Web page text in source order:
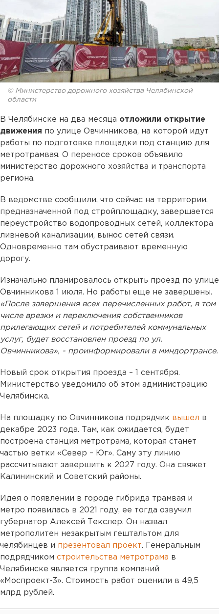
© Министерство дорожного хозяйства Челябинской
области
В Челябинске на два месяца отложили открытие
движения по улице Овчинникова, на которой идут
работы по подготовке площадки под станцию для
метротрамвая. О переносе сроков объявило
министерство дорожного хозяйства и транспорта
региона.
В ведомстве сообщили, что сейчас на территории,
предназначенной под стройплощадку, завершается
переустройство водопроводных сетей, коллектора
ливневой канализации, вынос сетей связи.
Одновременно там обустраивают временную
дорогу.
Изначально планировалось открыть проезд по улице
Овчинникова 1 июля. Но работы еще не завершены.
«После завершения всех перечисленных работ, в том
числе врезки и переключения собственников
прилегающих сетей и потребителей коммунальных
услуг, будет восстановлен проезд по ул.
Овчинникова», - проинформировали в миндортрансе.
Новый срок открытия проезда – 1 сентября.
Министерство уведомило об этом администрацию
Челябинска.
На площадку по Овчинникова подрядчик вышел в
декабре 2023 года. Там, как ожидается, будет
построена станция метротрама, которая станет
частью ветки «Север – Юг». Саму эту линию
рассчитывают завершить к 2027 году. Она свяжет
Калининский и Советский районы.
Идея о появлении в городе гибрида трамвая и
метро появилась в 2021 году, ее тогда озвучил
губернатор Алексей Текслер. Он назвал
метрополитен незакрытым гештальтом для
челябинцев и презентовал проект. Генеральным
подрядчиком строительства метротрама в
Челябинске является группа компаний
«Моспроект-3». Стоимость работ оценили в 49,5
млрд рублей.